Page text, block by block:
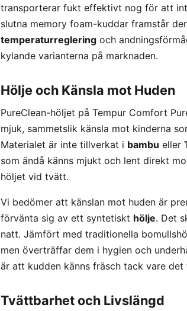
transporterar fukt effektivt nog för att
slutna memory foam-kuddar framstår
temperaturreglering och
kylande varianterna på marknaden.
Hölje och Känsla mot Huden
PureClean-höljet på Tempur Comfort
mjuk, sammetslik känsla mot kinderna
Materialet är inte tillverkat i bambu eller
som ändå känns mjukt och lent direkt
höljet vid tvätt.
Vi bedömer att känslan mot huden är
förvänta sig av ett syntetiskt hölje. Det
natt. Jämfört med traditionella
men överträffar dem i hygien och
är att kudden känns fräsch tack vare
Tvättbarhet och Livslängd